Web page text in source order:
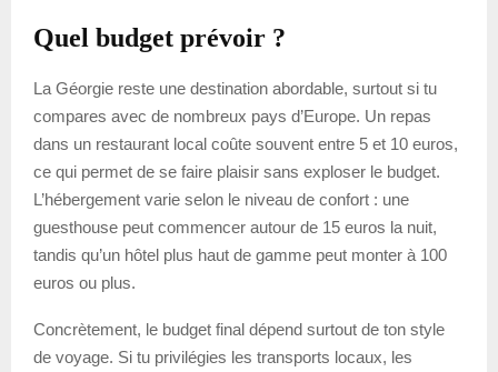
Quel budget prévoir ?
La Géorgie reste une destination abordable, surtout si tu
compares avec de nombreux pays d’Europe. Un repas
dans un restaurant local coûte souvent entre 5 et 10 euros,
ce qui permet de se faire plaisir sans exploser le budget.
L’hébergement varie selon le niveau de confort : une
guesthouse peut commencer autour de 15 euros la nuit,
tandis qu’un hôtel plus haut de gamme peut monter à 100
euros ou plus.
Concrètement, le budget final dépend surtout de ton style
de voyage. Si tu privilégies les transports locaux, les